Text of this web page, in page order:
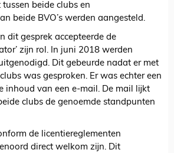
beide clubs en
beide BVO’s werden aangesteld.
dit gesprek accepteerde de
zijn rol. In juni 2018 werden
Dit gebeurde nadat er met
was gesproken. Er was echter een
inhoud van een e-mail. De mail lijkt
clubs de genoemde standpunten
de licentiereglementen
direct welkom zijn. Dit